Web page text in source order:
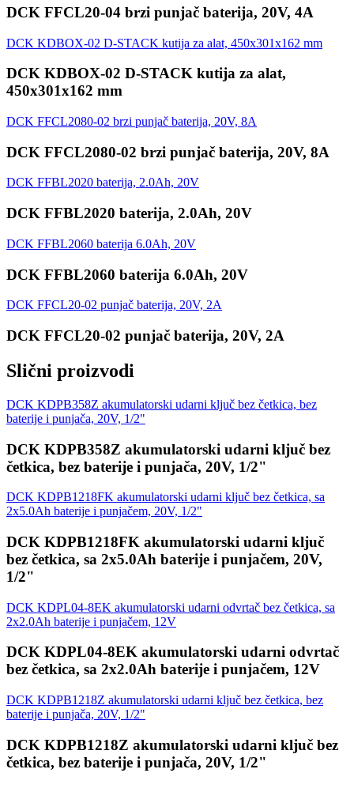
DCK FFCL20-04 brzi punjač baterija, 20V, 4A
DCK KDBOX-02 D-STACK kutija za alat, 450x301x162 mm
DCK KDBOX-02 D-STACK kutija za alat,
450x301x162 mm
DCK FFCL2080-02 brzi punjač baterija, 20V, 8A
DCK FFCL2080-02 brzi punjač baterija, 20V, 8A
DCK FFBL2020 baterija, 2.0Ah, 20V
DCK FFBL2020 baterija, 2.0Ah, 20V
DCK FFBL2060 baterija 6.0Ah, 20V
DCK FFBL2060 baterija 6.0Ah, 20V
DCK FFCL20-02 punjač baterija, 20V, 2A
DCK FFCL20-02 punjač baterija, 20V, 2A
Slični proizvodi
DCK KDPB358Z akumulatorski udarni ključ bez četkica, bez
baterije i punjača, 20V, 1/2"
DCK KDPB358Z akumulatorski udarni ključ bez
četkica, bez baterije i punjača, 20V, 1/2"
DCK KDPB1218FK akumulatorski udarni ključ bez četkica, sa
2x5.0Ah baterije i punjačem, 20V, 1/2"
DCK KDPB1218FK akumulatorski udarni ključ
bez četkica, sa 2x5.0Ah baterije i punjačem, 20V,
1/2"
DCK KDPL04-8EK akumulatorski udarni odvrtač bez četkica, sa
2x2.0Ah baterije i punjačem, 12V
DCK KDPL04-8EK akumulatorski udarni odvrtač
bez četkica, sa 2x2.0Ah baterije i punjačem, 12V
DCK KDPB1218Z akumulatorski udarni ključ bez četkica, bez
baterije i punjača, 20V, 1/2"
DCK KDPB1218Z akumulatorski udarni ključ bez
četkica, bez baterije i punjača, 20V, 1/2"